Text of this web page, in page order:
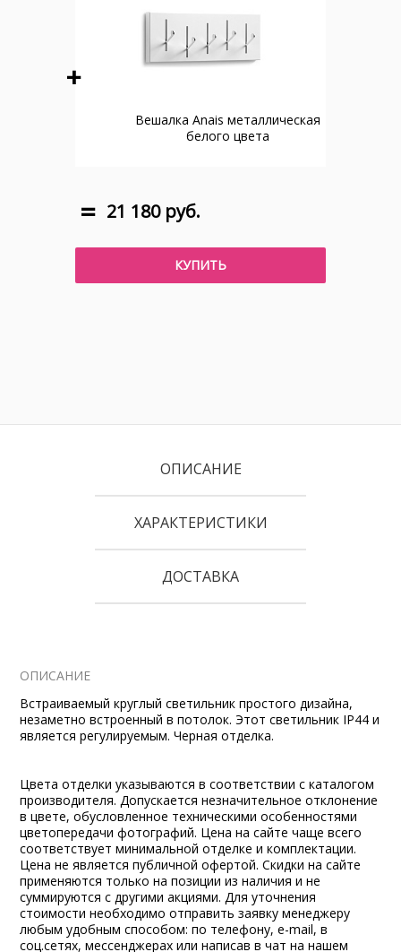
Вешалка Anais металлическая
белого цвета
21 180 руб.
КУПИТЬ
ОПИСАНИЕ
ХАРАКТЕРИСТИКИ
ДОСТАВКА
ОПИСАНИЕ
Встраиваемый круглый светильник простого дизайна,
незаметно встроенный в потолок. Этот светильник IP44 и
является регулируемым. Черная отделка.
Цвета отделки указываются в соответствии с каталогом
производителя. Допускается незначительное отклонение
в цвете, обусловленное техническими особенностями
цветопередачи фотографий. Цена на сайте чаще всего
соответствует минимальной отделке и комплектации.
Цена не является публичной офертой. Скидки на сайте
применяются только на позиции из наличия и не
суммируются с другими акциями. Для уточнения
стоимости необходимо отправить заявку менеджеру
любым удобным способом: по телефону, e-mail, в
соц.сетях, мессенджерах или написав в чат на нашем